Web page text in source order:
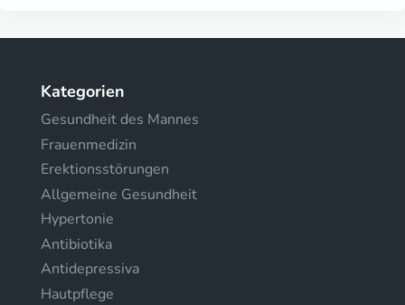
Kategorien
Gesundheit des Mannes
Frauenmedizin
Erektionsstörungen
Allgemeine Gesundheit
Hypertonie
Antibiotika
Antidepressiva
Hautpflege